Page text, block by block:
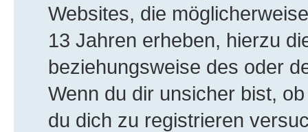
Websites, die
13 Jahren erheben, hierzu
beziehungsweise des oder
Wenn du dir unsicher bist,
du dich zu registrieren